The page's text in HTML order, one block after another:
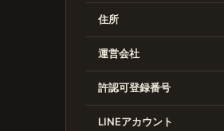
住所
運営会社
許認可登録番号
LINEアカウント